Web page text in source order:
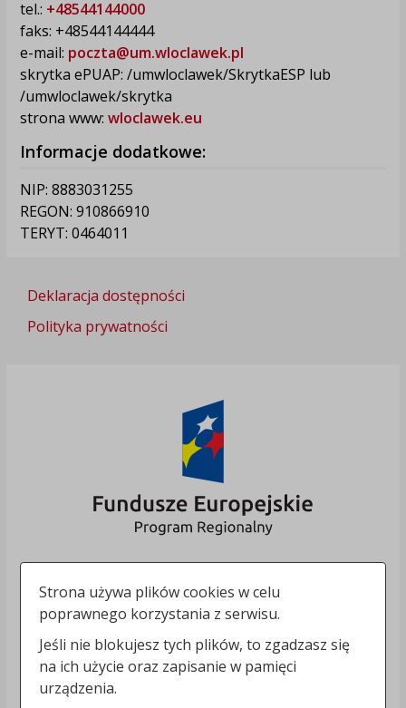
tel.: +48544144000
faks: +48544144444
e-mail: poczta@um.wloclawek.pl
skrytka ePUAP: /umwloclawek/SkrytkaESP lub
/umwloclawek/skrytka
strona www: wloclawek.eu
Informacje dodatkowe:
NIP: 8883031255
REGON: 910866910
TERYT: 0464011
Deklaracja dostępności
Polityka prywatności
Strona używa plików cookies w celu
poprawnego korzystania z serwisu.
Jeśli nie blokujesz tych plików, to zgadzasz się
na ich użycie oraz zapisanie w pamięci
urządzenia.